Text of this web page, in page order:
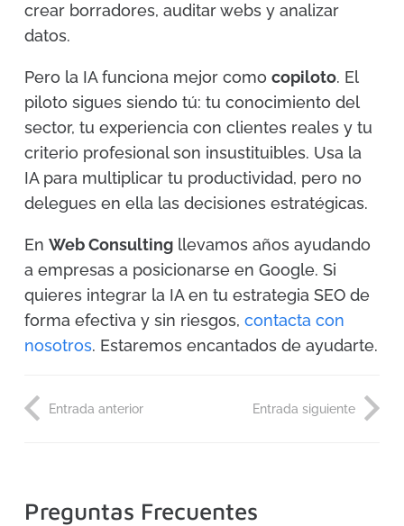
crear borradores, auditar webs y analizar
datos.
Pero la IA funciona mejor como copiloto. El
piloto sigues siendo tú: tu conocimiento del
sector, tu experiencia con clientes reales y tu
criterio profesional son insustituibles. Usa la
IA para multiplicar tu productividad, pero no
delegues en ella las decisiones estratégicas.
En Web Consulting llevamos años ayudando
a empresas a posicionarse en Google. Si
quieres integrar la IA en tu estrategia SEO de
forma efectiva y sin riesgos, contacta con
nosotros. Estaremos encantados de ayudarte.
Entrada anterior Entrada siguiente
Preguntas Frecuentes